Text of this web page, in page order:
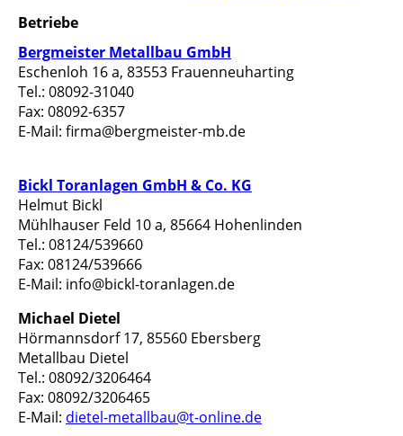
Betriebe
Bergmeister Metallbau GmbH
Eschenloh 16 a, 83553 Frauenneuharting
Tel.: 08092-31040
Fax: 08092-6357
E-Mail: firma@bergmeister-mb.de
Bickl Toranlagen GmbH & Co. KG
Helmut Bickl
Mühlhauser Feld 10 a, 85664 Hohenlinden
Tel.: 08124/539660
Fax: 08124/539666
E-Mail: info@bickl-toranlagen.de
Michael Dietel
Hörmannsdorf 17, 85560 Ebersberg
Metallbau Dietel
Tel.: 08092/3206464
Fax: 08092/3206465
E-Mail: dietel-metallbau@t-online.de